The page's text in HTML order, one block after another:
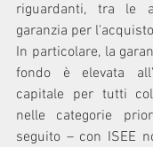
riguardanti, tra le
garanzia per
In particolare, la
fondo è elevata
capitale per tutti
nelle categorie
seguito – con ISEE